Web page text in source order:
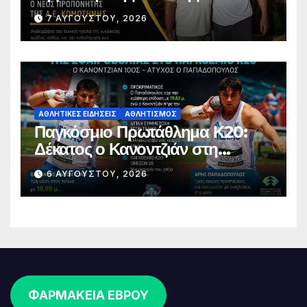
Κομοτηνής
7 ΑΥΓΟΎΣΤΟΥ, 2026
ΑΘΛΗΤΙΚΈΣ ΕΙΔΉΣΕΙΣ ΑΘΛΗΤΙΣΜΌΣ
Παγκόσμιο Πρωτάθλημα Κ20:
Δέκατος ο Κανοντζιάν στη
σφαιροβολία – Άτυχος ο
Παπαδόπουλος στον τελικό
6 ΑΥΓΟΎΣΤΟΥ, 2026
ΦΑΡΜΑΚΕΙΑ ΕΒΡΟΥ